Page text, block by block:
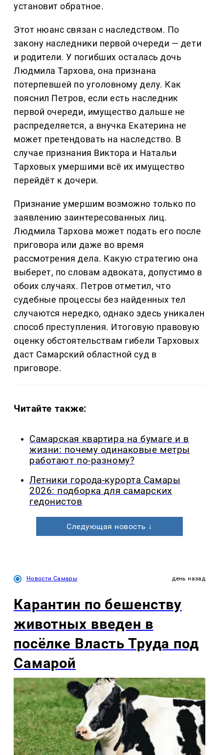
установит обратное.
Этот нюанс связан с наследством. По
закону наследники первой очереди — дети
и родители. У погибших осталась дочь
Людмила Тархова, она признана
потерпевшей по уголовному делу. Как
пояснил Петров, если есть наследник
первой очереди, имущество дальше не
распределяется, а внучка Екатерина не
может претендовать на наследство. В
случае признания Виктора и Натальи
Тарховых умершими всё их имущество
перейдёт к дочери.
Признание умершим возможно только по
заявлению заинтересованных лиц.
Людмила Тархова может подать его после
приговора или даже во время
рассмотрения дела. Какую стратегию она
выберет, по словам адвоката, допустимо в
обоих случаях. Петров отметил, что
судебные процессы без найденных тел
случаются нередко, однако здесь уникален
способ преступления. Итоговую правовую
оценку обстоятельствам гибели Тарховых
даст Самарский областной суд в
приговоре.
Читайте также:
Самарская квартира на бумаге и в
жизни: почему одинаковые метры
работают по-разному?
Летники города-курорта Самары
2026: подборка для самарских
гедонистов
Следующая новость ↓
Новости Самары день назад
Карантин по бешенству
животных введен в
посёлке Власть Труда под
Самарой